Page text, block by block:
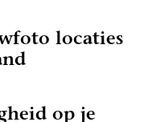
locaties
op je